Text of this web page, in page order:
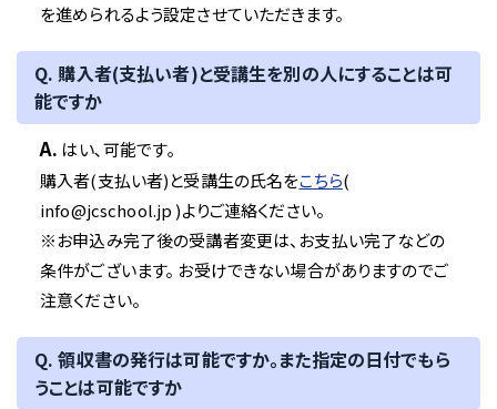
を進められるよう設定させていただきます。
Q. 購入者(支払い者)と受講生を別の人にすることは可
能ですか
A. はい､可能です｡
購入者(支払い者)と受講生の氏名をこちら(
info@jcschool.jp )よりご連絡ください。
※お申込み完了後の受講者変更は、お支払い完了などの
条件がございます。 お受けできない場合がありますのでご
注意ください。
Q. 領収書の発行は可能ですか。また指定の日付でもら
うことは可能ですか